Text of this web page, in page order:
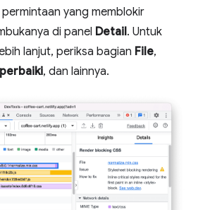
permintaan yang memblokir
di panel Detail. Untuk
lanjut, periksa bagian File,
, dan lainnya.